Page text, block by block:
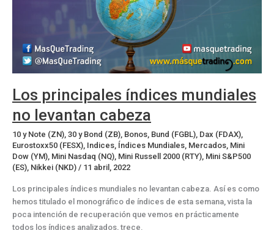
Los principales índices mundiales
no levantan cabeza
10 y Note (ZN) 30 y Bond (ZB) Bonos Bund (FGBL) Dax (FDAX)
Eurostoxx50 (FESX) Indices Índices Mundiales Mercados Mini
Dow (YM) Mini Nasdaq (NQ) Mini Russell 2000 (RTY) Mini S&P500
(ES) Nikkei (NKD) / 11 abril, 2022
Los principales índices mundiales no levantan cabeza. Así es como
hemos titulado el monográfico de índices de esta semana, vista la
poca intención de recuperación que vemos en prácticamente
todos los índices analizados, trece.